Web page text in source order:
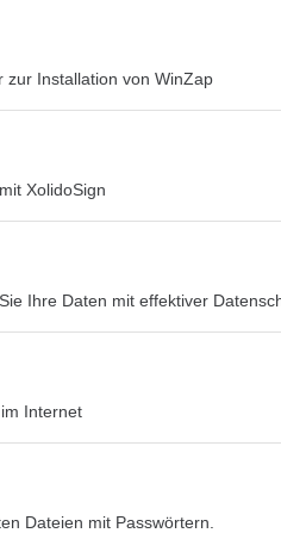
zur Installation von WinZap
XolidoSign
Ihre Daten mit effektiver
Internet
Dateien mit Passwörtern.